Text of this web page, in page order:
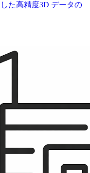
た高精度3D データの